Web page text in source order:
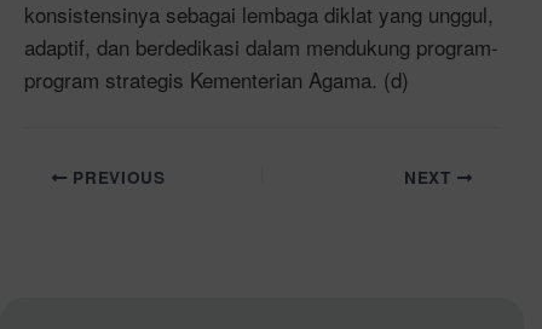
konsistensinya sebagai lembaga diklat yang unggul,
adaptif, dan berdedikasi dalam mendukung program-
program strategis Kementerian Agama. (d)
PREVIOUS NEXT